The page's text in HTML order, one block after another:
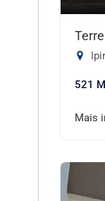
521
Mais